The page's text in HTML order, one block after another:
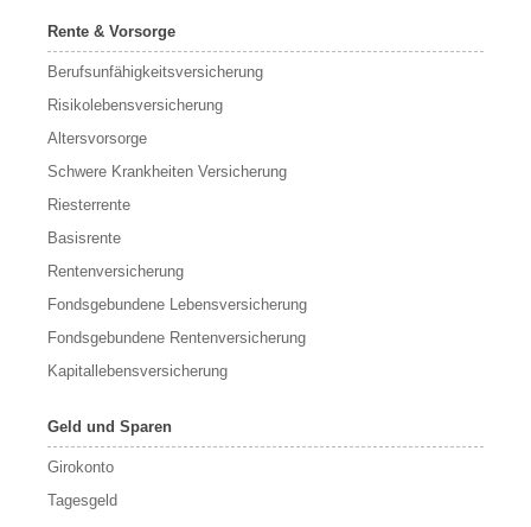
Rente & Vorsorge
Berufs­unfähigkeitsversicherung
Risikolebensversicherung
Altersvorsorge
Schwere Krankheiten Versicherung
Riesterrente
Basisrente
Rentenversicherung
Fondsgebundene Lebensversicherung
Fondsgebundene Rentenversicherung
Kapitallebensversicherung
Geld und Sparen
Girokonto
Tagesgeld